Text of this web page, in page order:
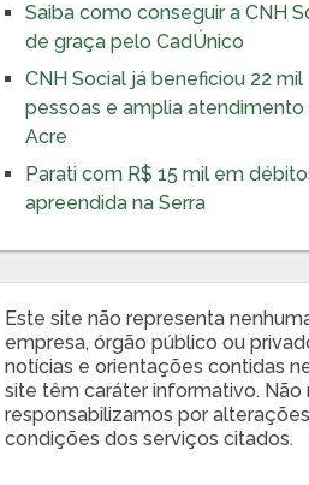
Saiba como conseguir a CNH
de graça pelo CadÚnico
CNH Social já beneficiou 22 mil
pessoas e amplia atendimento
Acre
Parati com R$ 15 mil em
apreendida na Serra
Este site não representa
empresa, órgão público ou
notícias e orientações contidas
site têm caráter informativo. Não
responsabilizamos por
condições dos serviços citados.